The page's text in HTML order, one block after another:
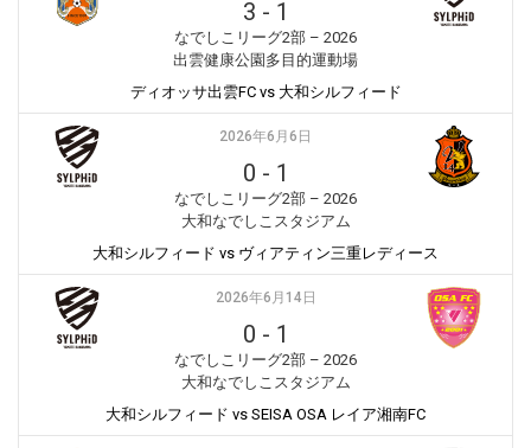
3 - 1
なでしこリーグ2部 – 2026
出雲健康公園多目的運動場
ディオッサ出雲FC vs 大和シルフィード
2026年6月6日
0 - 1
なでしこリーグ2部 – 2026
大和なでしこスタジアム
大和シルフィード vs ヴィアティン三重レディース
2026年6月14日
0 - 1
なでしこリーグ2部 – 2026
大和なでしこスタジアム
大和シルフィード vs SEISA OSA レイア湘南FC